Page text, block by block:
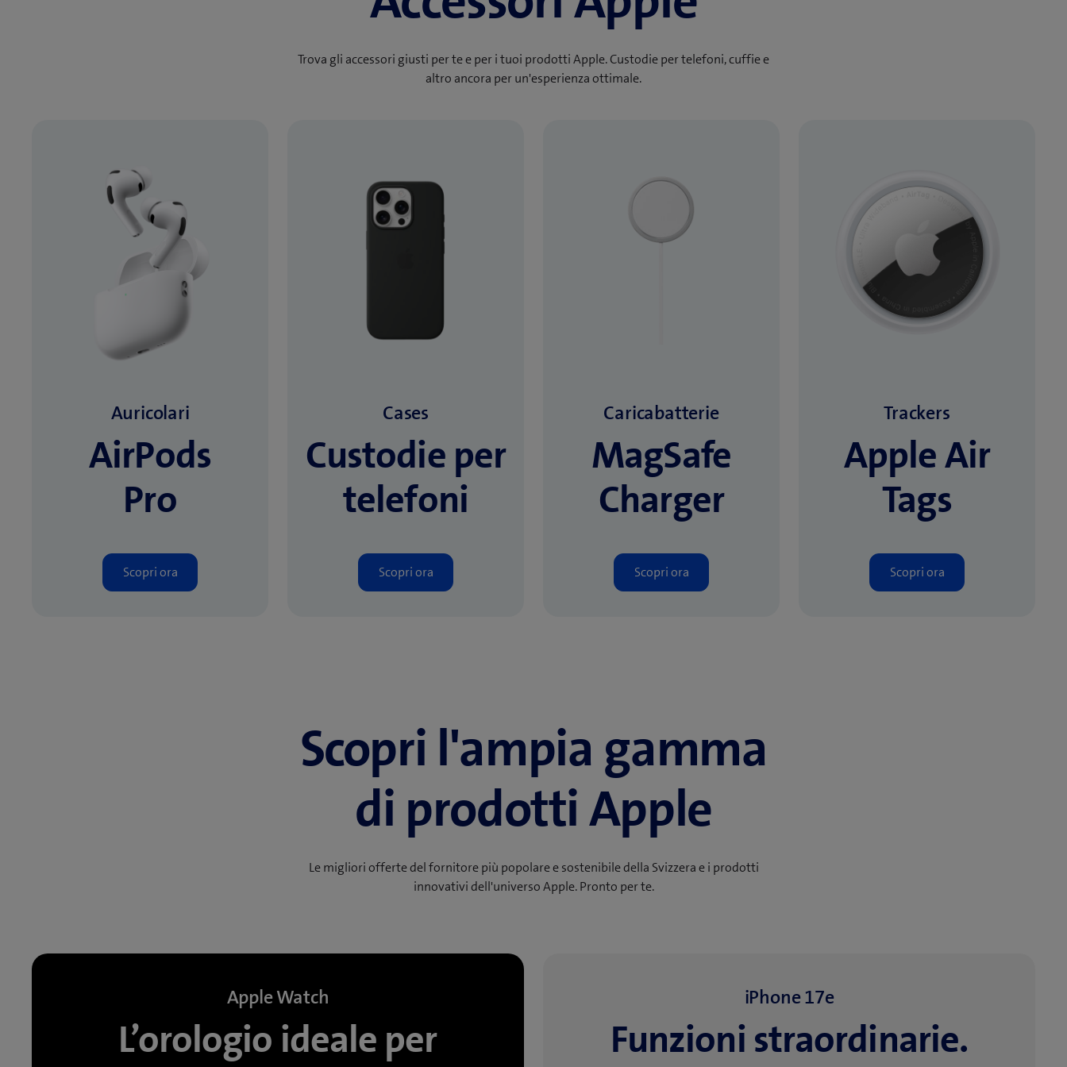
Trova gli accessori giusti per te e per i tuoi prodotti Apple. Custodie per telefoni, cuffie e
altro ancora per un'esperienza ottimale.
Auricolari
AirPods
Pro
Cases
Custodie per
telefoni
Caricabatterie
MagSafe
Charger
Trackers
Apple Air
Tags
Scopri l'ampia gamma
di prodotti Apple
Le migliori offerte del fornitore più popolare e sostenibile della Svizzera e i prodotti
innovativi dell'universo Apple. Pronto per te.
Apple Watch
L’orologio ideale per
iPhone 17e
Funzioni straordinarie.